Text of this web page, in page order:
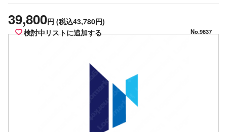
39,800円 (税込43,780円)
検討中リストに追加する
No.9837